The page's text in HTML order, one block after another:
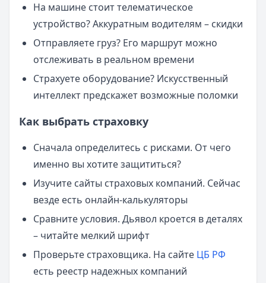
На машине стоит телематическое
устройство? Аккуратным водителям – скидки
Отправляете груз? Его маршрут можно
отслеживать в реальном времени
Страхуете оборудование? Искусственный
интеллект предскажет возможные поломки
Как выбрать страховку
Сначала определитесь с рисками. От чего
именно вы хотите защититься?
Изучите сайты страховых компаний. Сейчас
везде есть онлайн-калькуляторы
Сравните условия. Дьявол кроется в деталях
– читайте мелкий шрифт
Проверьте страховщика. На сайте ЦБ РФ
есть реестр надежных компаний